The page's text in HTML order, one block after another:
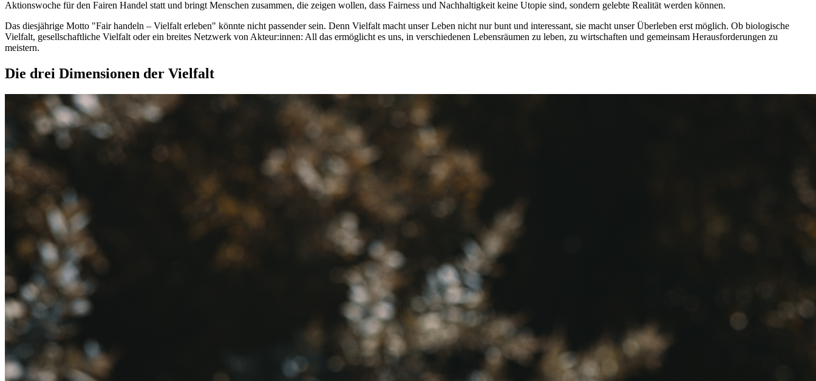
Aktionswoche für den Fairen Handel statt und bringt Menschen zusammen, die zeigen wollen, dass Fairness und Nachhaltigkeit keine Utopie sind, sondern gelebte Realität werden können.
Das diesjährige Motto "Fair handeln – Vielfalt erleben" könnte nicht passender sein. Denn Vielfalt macht unser Leben nicht nur bunt und interessant, sie macht unser Überleben erst möglich. Ob biologische
Vielfalt, gesellschaftliche Vielfalt oder ein breites Netzwerk von Akteur:innen: All das ermöglicht es uns, in verschiedenen Lebensräumen zu leben, zu wirtschaften und gemeinsam Herausforderungen zu
meistern.
Die drei Dimensionen der Vielfalt